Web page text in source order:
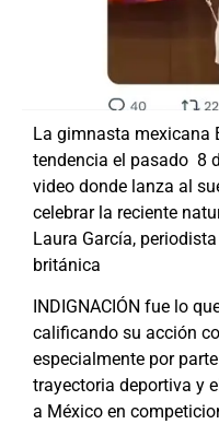
La gimnasta mexicana
tendencia el pasado 8
video donde lanza al
celebrar la reciente
Laura García,
británica
INDIGNACIÓN fue lo
calificando su acción
especialmente por
trayectoria deportiva y
a México en